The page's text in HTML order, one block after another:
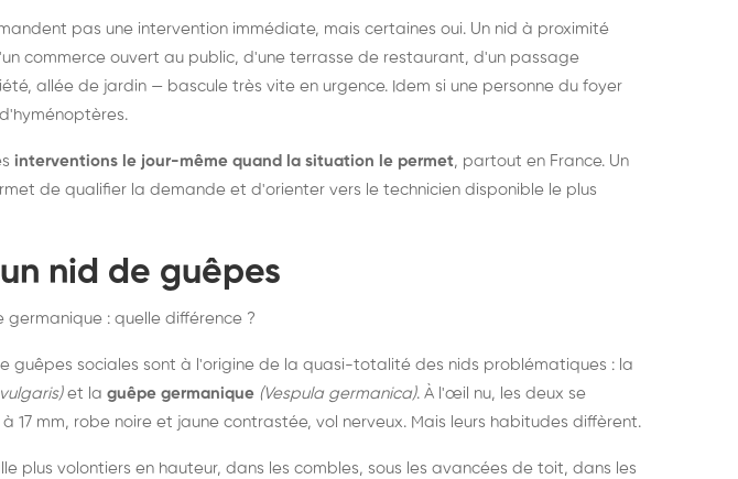
pas une intervention immédiate, mais certaines oui. Un nid à proximité
commerce ouvert au public, d'une terrasse de restaurant, d'un passage
allée de jardin — bascule très vite en urgence. Idem si une personne du foyer
interventions le jour-même quand la situation le permet, partout en France. Un
de qualifier la demande et d'orienter vers le technicien disponible le plus
nid de guêpes
germanique : quelle différence ?
guêpes sociales sont à l'origine de la quasi-totalité des nids problématiques : la
et la guêpe germanique (Vespula germanica). À l'œil nu, les deux se
17 mm, robe noire et jaune contrastée, vol nerveux. Mais leurs habitudes diffèrent.
plus volontiers en hauteur, dans les combles, sous les avancées de toit, dans les